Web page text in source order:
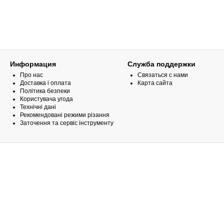
Информация
Про нас
Доставка і оплата
Політика безпеки
Користувача угода
Технічні дані
Рекомендовані режими різання
Заточення та сервіс інструменту
Служба поддержки
Связаться с нами
Карта сайта